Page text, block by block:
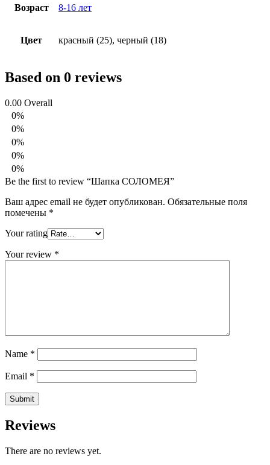
Возраст 8-16 лет
Цвет красный (25), черный (18)
Based on 0 reviews
0.00 Overall
0%
0%
0%
0%
0%
Be the first to review “Шапка СОЛОМЕЯ”
Ваш адрес email не будет опубликован. Обязательные поля
помечены *
Your rating
Your review *
Name *
Email *
Reviews
There are no reviews yet.